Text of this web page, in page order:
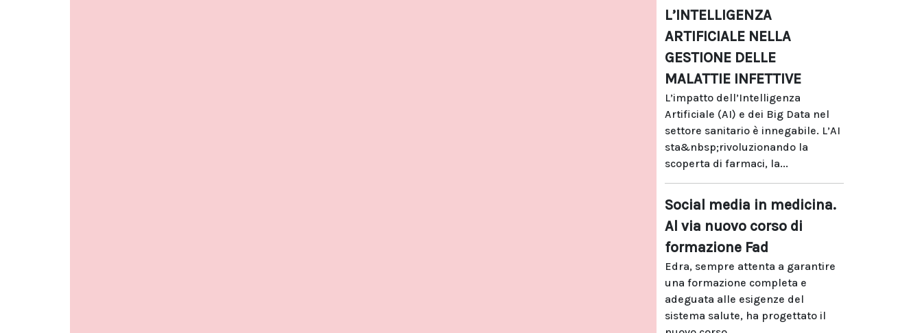
L’INTELLIGENZA
ARTIFICIALE NELLA
GESTIONE DELLE
MALATTIE INFETTIVE
L’impatto dell’Intelligenza
Artificiale (AI) e dei Big Data nel
settore sanitario è innegabile. L’AI
sta&nbsp;rivoluzionando la
scoperta di farmaci, la...
Social media in medicina.
Al via nuovo corso di
formazione Fad
Edra, sempre attenta a garantire
una formazione completa e
adeguata alle esigenze del
sistema salute, ha progettato il